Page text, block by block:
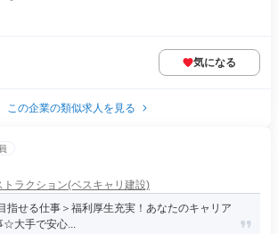
気になる
この企業の類似求人を見る
ラクション(ベスキャリ建設)
指せる仕事＞福利厚生充実！あなたのキャリア
☆大手で安心...